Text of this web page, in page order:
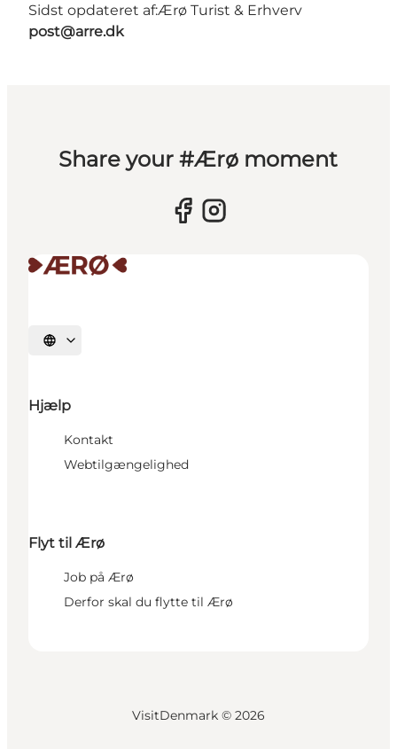
Sidst opdateret af:Ærø Turist & Erhverv
post@arre.dk
Share your #Ærø moment
Vælg sprog
Hjælp
Kontakt
Webtilgængelighed
Flyt til Ærø
Job på Ærø
Derfor skal du flytte til Ærø
VisitDenmark © 2026